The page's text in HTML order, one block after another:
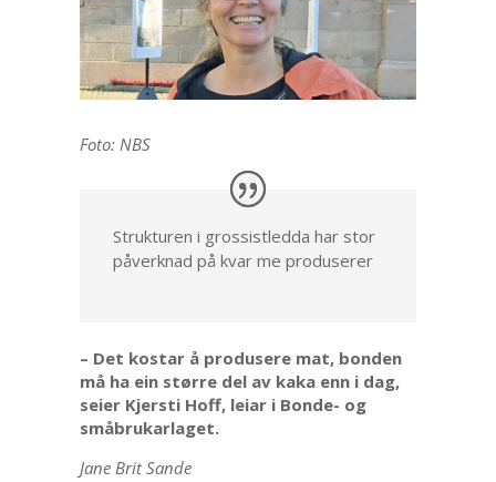
Foto: NBS
Strukturen i grossistledda har stor
påverknad på kvar me produserer
– Det kostar å produsere mat, bonden
må ha ein større del av kaka enn i dag,
seier Kjersti Hoff, leiar i Bonde- og
småbrukarlaget.
Jane Brit Sande